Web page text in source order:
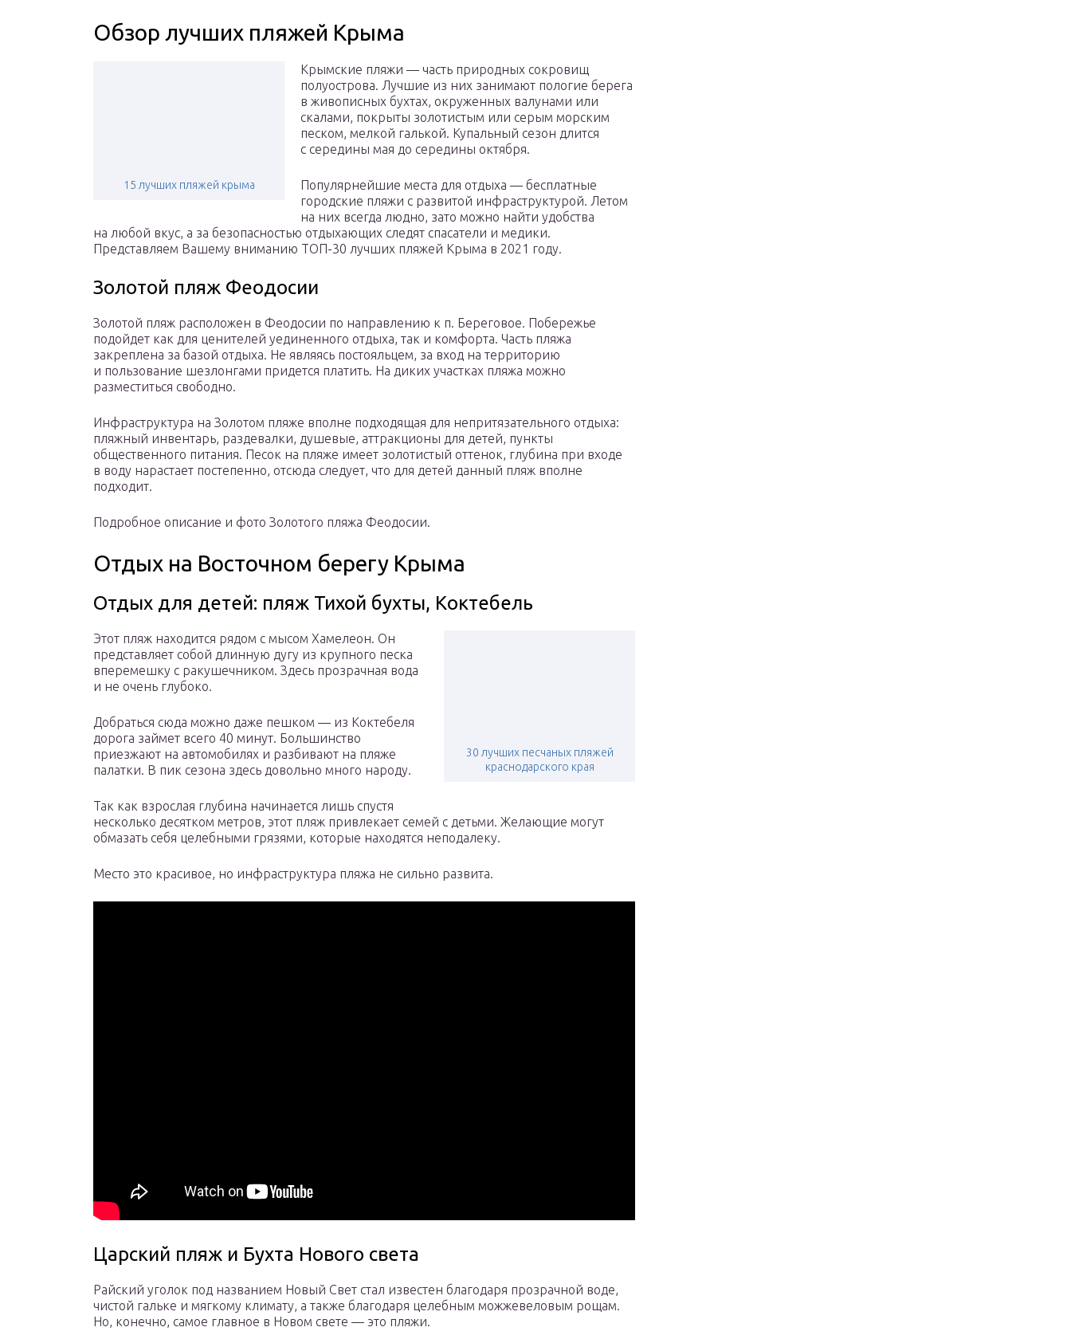
Обзор лучших пляжей Крыма
15 лучших пляжей крыма
Крымские пляжи — часть природных сокровищ
полуострова. Лучшие из них занимают пологие берега
в живописных бухтах, окруженных валунами или
скалами, покрыты золотистым или серым морским
песком, мелкой галькой. Купальный сезон длится
с середины мая до середины октября.
Популярнейшие места для отдыха — бесплатные
городские пляжи с развитой инфраструктурой. Летом
на них всегда людно, зато можно найти удобства
на любой вкус, а за безопасностью отдыхающих следят спасатели и медики.
Представляем Вашему вниманию ТОП-30 лучших пляжей Крыма в 2021 году.
Золотой пляж Феодосии
Золотой пляж расположен в Феодосии по направлению к п. Береговое. Побережье
подойдет как для ценителей уединенного отдыха, так и комфорта. Часть пляжа
закреплена за базой отдыха. Не являясь постояльцем, за вход на территорию
и пользование шезлонгами придется платить. На диких участках пляжа можно
разместиться свободно.
Инфраструктура на Золотом пляже вполне подходящая для непритязательного отдыха:
пляжный инвентарь, раздевалки, душевые, аттракционы для детей, пункты
общественного питания. Песок на пляже имеет золотистый оттенок, глубина при входе
в воду нарастает постепенно, отсюда следует, что для детей данный пляж вполне
подходит.
Подробное описание и фото Золотого пляжа Феодосии.
Отдых на Восточном берегу Крыма
Отдых для детей: пляж Тихой бухты, Коктебель
30 лучших песчаных пляжей
краснодарского края
Этот пляж находится рядом с мысом Хамелеон. Он
представляет собой длинную дугу из крупного песка
вперемешку с ракушечником. Здесь прозрачная вода
и не очень глубоко.
Добраться сюда можно даже пешком — из Коктебеля
дорога займет всего 40 минут. Большинство
приезжают на автомобилях и разбивают на пляже
палатки. В пик сезона здесь довольно много народу.
Так как взрослая глубина начинается лишь спустя
несколько десятком метров, этот пляж привлекает семей с детьми. Желающие могут
обмазать себя целебными грязями, которые находятся неподалеку.
Место это красивое, но инфраструктура пляжа не сильно развита.
Царский пляж и Бухта Нового света
Райский уголок под названием Новый Свет стал известен благодаря прозрачной воде,
чистой гальке и мягкому климату, а также благодаря целебным можжевеловым рощам.
Но, конечно, самое главное в Новом свете — это пляжи.